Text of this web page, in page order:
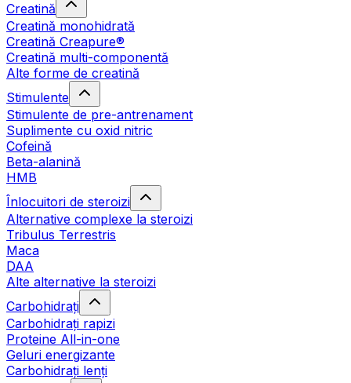
Creatină
Creatină monohidrată
Creatină Creapure®
Creatină multi-componentă
Alte forme de creatină
Stimulente
Stimulente de pre-antrenament
Suplimente cu oxid nitric
Cofeină
Beta-alanină
HMB
Înlocuitori de steroizi
Alternative complexe la steroizi
Tribulus Terrestris
Maca
DAA
Alte alternative la steroizi
Carbohidrați
Carbohidrați rapizi
Proteine All-in-one
Geluri energizante
Carbohidrați lenți